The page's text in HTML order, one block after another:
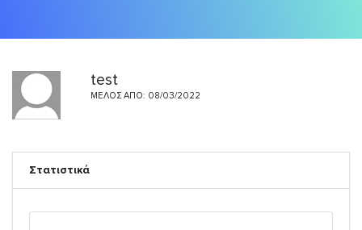
test
ΜΈΛΟΣ ΑΠΌ: 08/03/2022
Στατιστικά